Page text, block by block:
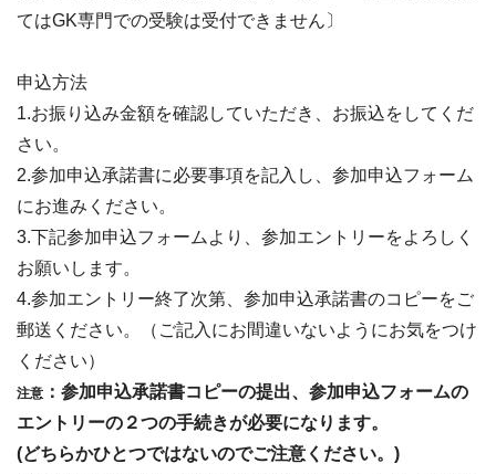
てはGK専門での受験は受付できません〕
申込方法
1.お振り込み金額を確認していただき、お振込をしてくだ
さい。
2.参加申込承諾書に必要事項を記入し、参加申込フォーム
にお進みください。
3.下記参加申込フォームより、参加エントリーをよろしく
お願いします。
4.参加エントリー終了次第、参加申込承諾書のコピーをご
郵送ください。（ご記入にお間違いないようにお気をつけ
ください）
注意 ：参加申込承諾書コピーの提出、参加申込フォームの
エントリーの２つの手続きが必要になります。
(どちらかひとつではないのでご注意ください。)